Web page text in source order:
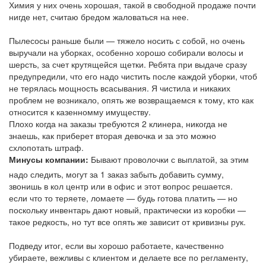
Химия у них очень хорошая, такой в свободной продаже почти
нигде нет, считаю бредом жаловаться на нее.
Пылесосы раньше были — тяжело носить с собой, но очень
выручали на уборках, особенно хорошо собирали волосы и
шерсть, за счет крутящейся щетки. Ребята при выдаче сразу
предупредили, что его надо чистить после каждой уборки, чтоб
не терялась мощность всасывания. Я чистила и никаких
проблем не возникало, опять же возвращаемся к тому, кто как
относится к казенномму имуществу.
Плохо когда на заказы требуются 2 клинера, никогда не
знаешь, как приберет вторая девочка и за это можно
схлопотать штраф.
Минусы компании: Бывают проволочки с выплатой, за этим
надо следить, могут за 1 заказ забыть добавить сумму,
звонишь в кол центр или в офис и этот вопрос решается.
если что то теряете, ломаете — будь готова платить — но
поскольку инвентарь дают новый, практически из коробки —
такое редкость, но тут все опять же зависит от кривизны рук.
Подведу итог, если вы хорошо работаете, качественно
убираете, вежливы с клиентом и делаете все по регламенту,